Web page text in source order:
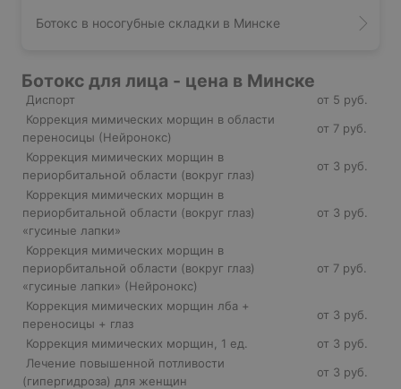
Ботокс в носогубные складки в Минске
Ботокс для лица - цена в Минске
Диспорт
от 5 руб.
Коррекция мимических морщин в области
переносицы (Нейронокс)
от 7 руб.
Коррекция мимических морщин в
периорбитальной области (вокруг глаз)
от 3 руб.
Коррекция мимических морщин в
периорбитальной области (вокруг глаз)
«гусиные лапки»
от 3 руб.
Коррекция мимических морщин в
периорбитальной области (вокруг глаз)
«гусиные лапки» (Нейронокс)
от 7 руб.
Коррекция мимических морщин лба +
переносицы + глаз
от 3 руб.
Коррекция мимических морщин, 1 ед.
от 3 руб.
Лечение повышенной потливости
(гипергидроза) для женщин
от 3 руб.